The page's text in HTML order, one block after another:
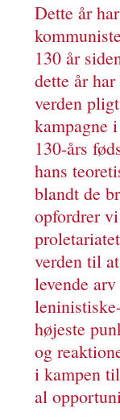
Dette år
130 år
dette år
verden
kampagne
130-års
hans
blandt de
opfordrer
verden til
levende
højeste
og
i kampen
al